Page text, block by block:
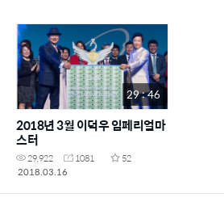
29 : 46
2018년 3월 이덕우 임페리얼마
스터
29,922 1081
52
2018.03.16